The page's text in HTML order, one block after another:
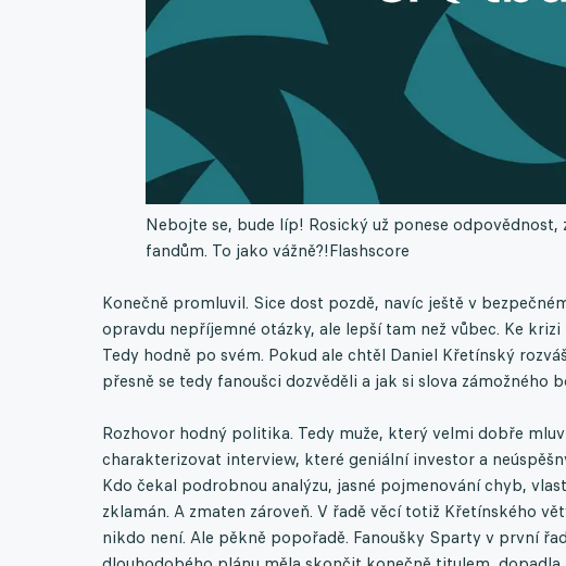
Nebojte se, bude líp! Rosický už ponese
fandům. To jako vážně?!Flashscore
Konečně promluvil. Sice dost pozdě, navíc ještě v
opravdu nepříjemné otázky, ale lepší tam než vůbec. Ke
Tedy hodně po svém. Pokud ale chtěl Daniel Křetínský
přesně se tedy fanoušci dozvěděli a jak si slova zámožného
Rozhovor hodný politika. Tedy muže, který velmi dobře
charakterizovat interview, které geniální investor a
Kdo čekal podrobnou analýzu, jasné pojmenování chyb,
zklamán. A zmaten zároveň. V řadě věcí totiž Křetínského
nikdo není. Ale pěkně popořadě. Fanoušky Sparty v první